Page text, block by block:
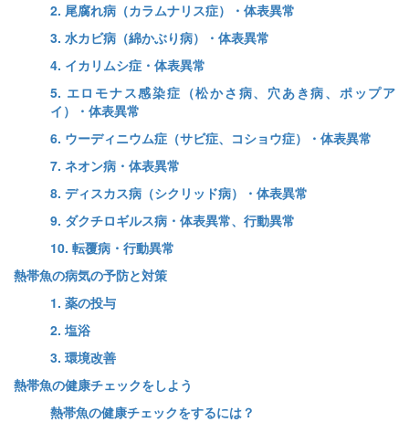
2. 尾腐れ病（カラムナリス症）・体表異常
3. 水カビ病（綿かぶり病）・体表異常
4. イカリムシ症・体表異常
5. エロモナス感染症（松かさ病、穴あき病、ポップア
イ）・体表異常
6. ウーディニウム症（サビ症、コショウ症）・体表異常
7. ネオン病・体表異常
8. ディスカス病（シクリッド病）・体表異常
9. ダクチロギルス病・体表異常、行動異常
10. 転覆病・行動異常
熱帯魚の病気の予防と対策
1. 薬の投与
2. 塩浴
3. 環境改善
熱帯魚の健康チェックをしよう
熱帯魚の健康チェックをするには？